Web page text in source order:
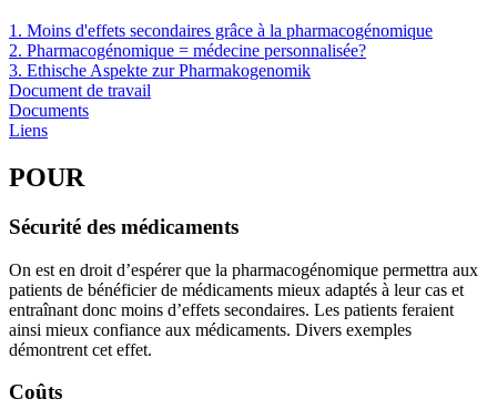
1. Moins d'effets secondaires grâce à la pharmacogénomique
2. Pharmacogénomique = médecine personnalisée?
3. Ethische Aspekte zur Pharmakogenomik
Document de travail
Documents
Liens
POUR
Sécurité des médicaments
On est en droit d’espérer que la pharmacogénomique permettra aux
patients de bénéficier de médicaments mieux adaptés à leur cas et
entraînant donc moins d’effets secondaires. Les patients feraient
ainsi mieux confiance aux médicaments. Divers exemples
démontrent cet effet.
Coûts